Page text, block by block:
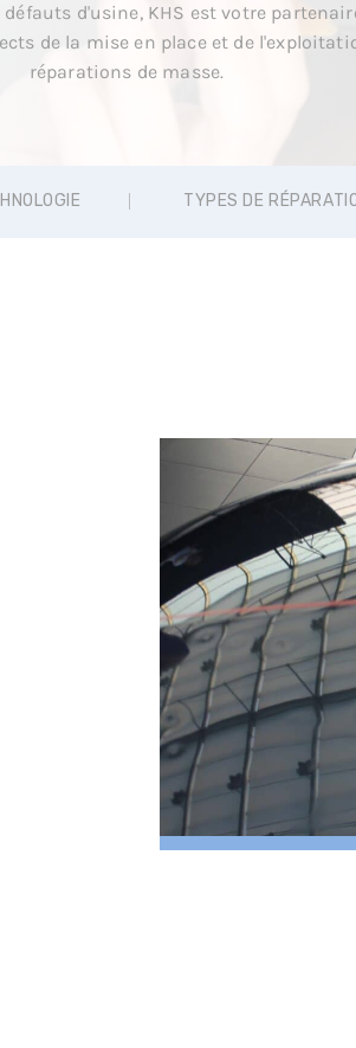
d'usine, KHS est votre
de la mise en place et de
réparations de masse.
TYPES DE